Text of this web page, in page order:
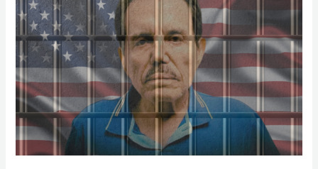
medidas
contra
cárteles:
el
caso
de
Mayo’
Zambada